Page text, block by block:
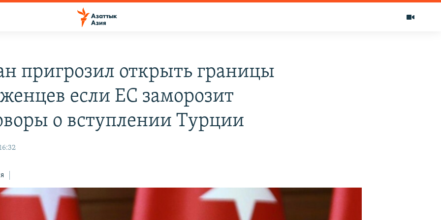
пригрозил открыть границы
если ЕС заморозит
о вступлении Турции